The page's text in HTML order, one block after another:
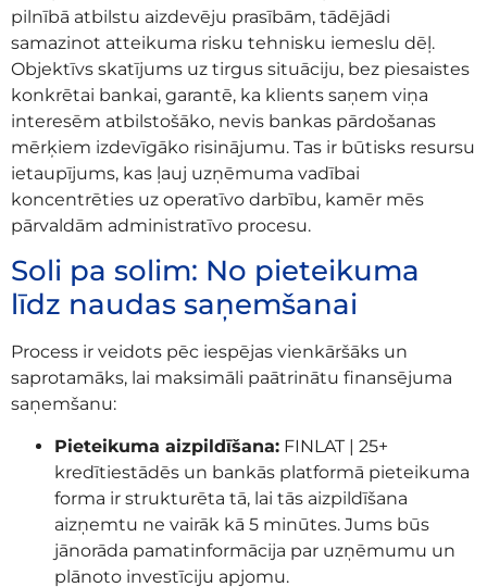
pilnībā atbilstu aizdevēju prasībām, tādējādi
samazinot atteikuma risku tehnisku iemeslu dēļ.
Objektīvs skatījums uz tirgus situāciju, bez piesaistes
konkrētai bankai, garantē, ka klients saņem viņa
interesēm atbilstošāko, nevis bankas pārdošanas
mērķiem izdevīgāko risinājumu. Tas ir būtisks resursu
ietaupījums, kas ļauj uzņēmuma vadībai
koncentrēties uz operatīvo darbību, kamēr mēs
pārvaldām administratīvo procesu.
Soli pa solim: No pieteikuma
līdz naudas saņemšanai
Process ir veidots pēc iespējas vienkāršāks un
saprotamāks, lai maksimāli paātrinātu finansējuma
saņemšanu:
Pieteikuma aizpildīšana: FINLAT | 25+
kredītiestādēs un bankās platformā pieteikuma
forma ir strukturēta tā, lai tās aizpildīšana
aizņemtu ne vairāk kā 5 minūtes. Jums būs
jānorāda pamatinformācija par uzņēmumu un
plānoto investīciju apjomu.